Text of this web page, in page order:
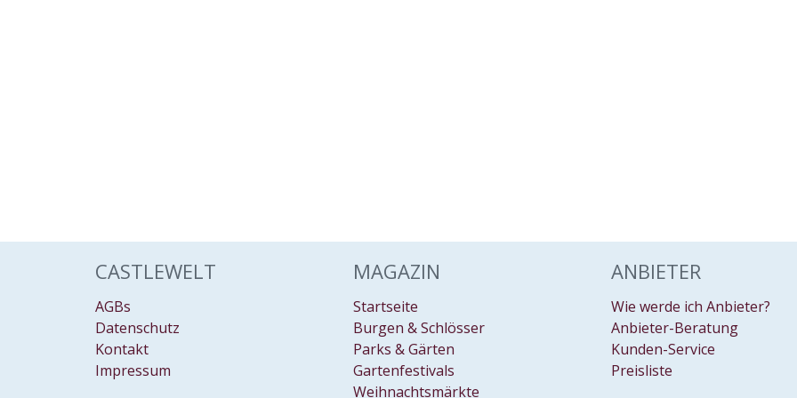
CASTLEWELT
AGBs
Datenschutz
Kontakt
Impressum
MAGAZIN
Startseite
Burgen & Schlösser
Parks & Gärten
Gartenfestivals
Weihnachtsmärkte
ANBIETER
Wie werde ich Anbieter?
Anbieter-Beratung
Kunden-Service
Preisliste